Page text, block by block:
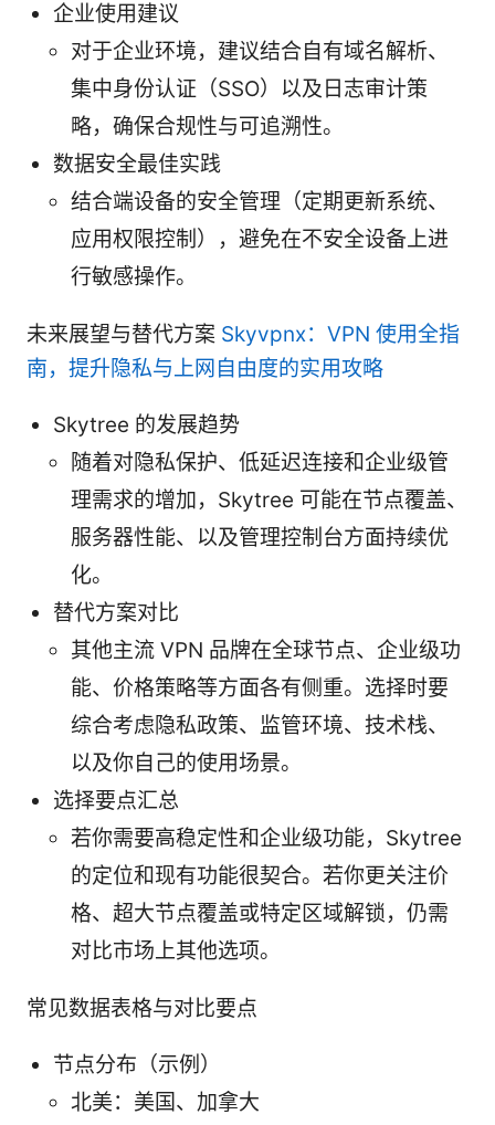
企业使用建议
对于企业环境，建议结合自有域名解析、
集中身份认证（SSO）以及日志审计策
略，确保合规性与可追溯性。
数据安全最佳实践
结合端设备的安全管理（定期更新系统、
应用权限控制），避免在不安全设备上进
行敏感操作。
未来展望与替代方案 Skyvpnx：VPN 使用全指
南，提升隐私与上网自由度的实用攻略
Skytree 的发展趋势
随着对隐私保护、低延迟连接和企业级管
理需求的增加，Skytree 可能在节点覆盖、
服务器性能、以及管理控制台方面持续优
化。
替代方案对比
其他主流 VPN 品牌在全球节点、企业级功
能、价格策略等方面各有侧重。选择时要
综合考虑隐私政策、监管环境、技术栈、
以及你自己的使用场景。
选择要点汇总
若你需要高稳定性和企业级功能，Skytree
的定位和现有功能很契合。若你更关注价
格、超大节点覆盖或特定区域解锁，仍需
对比市场上其他选项。
常见数据表格与对比要点
节点分布（示例）
北美：美国、加拿大